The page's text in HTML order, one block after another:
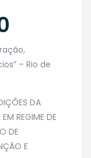
– Rio de
DA
REGIME DE
DE
E